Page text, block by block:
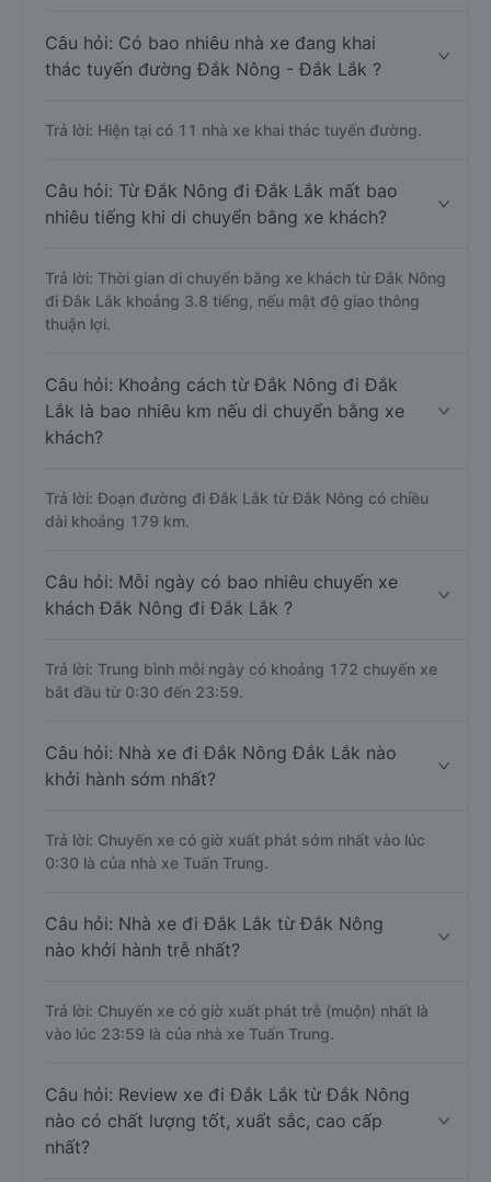
Câu hỏi: Có bao nhiêu nhà xe đang khai
thác tuyến đường Đắk Nông - Đắk Lắk ?
Trả lời: Hiện tại có 11 nhà xe khai thác tuyến đường.
Câu hỏi: Từ Đắk Nông đi Đắk Lắk mất bao
nhiêu tiếng khi di chuyển bằng xe khách?
Trả lời: Thời gian di chuyển bằng xe khách từ Đắk Nông
đi Đắk Lắk khoảng 3.8 tiếng, nếu mật độ giao thông
thuận lợi.
Câu hỏi: Khoảng cách từ Đắk Nông đi Đắk
Lắk là bao nhiêu km nếu di chuyển bằng xe
khách?
Trả lời: Đoạn đường đi Đắk Lắk từ Đắk Nông có chiều
dài khoảng 179 km.
Câu hỏi: Mỗi ngày có bao nhiêu chuyến xe
khách Đắk Nông đi Đắk Lắk ?
Trả lời: Trung bình mỗi ngày có khoảng 172 chuyến xe
bắt đầu từ 0:30 đến 23:59.
Câu hỏi: Nhà xe đi Đắk Nông Đắk Lắk nào
khởi hành sớm nhất?
Trả lời: Chuyến xe có giờ xuất phát sớm nhất vào lúc
0:30 là của nhà xe Tuấn Trung.
Câu hỏi: Nhà xe đi Đắk Lắk từ Đắk Nông
nào khởi hành trễ nhất?
Trả lời: Chuyến xe có giờ xuất phát trễ (muộn) nhất là
vào lúc 23:59 là của nhà xe Tuấn Trung.
Câu hỏi: Review xe đi Đắk Lắk từ Đắk Nông
nào có chất lượng tốt, xuất sắc, cao cấp
nhất?